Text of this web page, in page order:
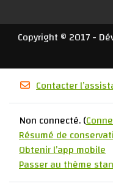
Copyright © 2017 -
Contacter
Non connecté. (
Résumé de
Obtenir l’app mobile
Passer au thème